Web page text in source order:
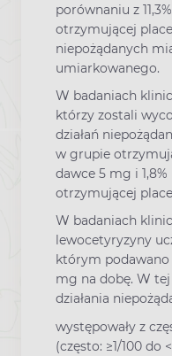
porównaniu z
otrzymującej
niepożądanych
umiarkowanego.
W badaniach
którzy zostali
działań
w grupie
dawce 5 mg i 1,8%
otrzymującej
W badaniach
lewocetyryzyny
którym podawano
mg na dobę. W
działania
występowały z
(często: ≥1/100 do